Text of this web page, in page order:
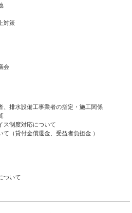
対策
会
、排水設備工事業者の指定・施工関係
ス制度対応について
（貸付金償還金、受益者負担金 ）
ついて